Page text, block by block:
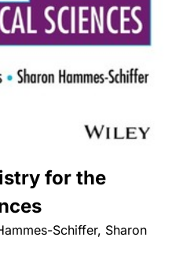
for the
Schiffer, Sharon